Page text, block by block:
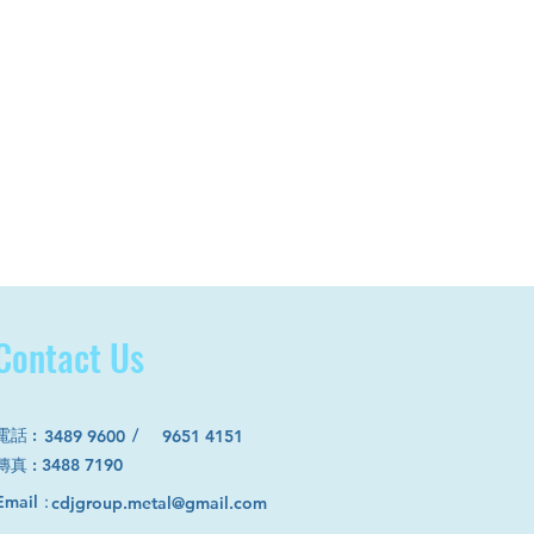
9651 4151
話 : /
：cdjgroup.metal@gmail.com
Us
3489 9600
真 : 3488 7190